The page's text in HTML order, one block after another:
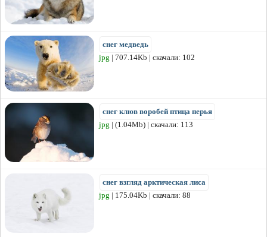
снег медведь
jpg | 707.14Kb | скачали: 102
снег клюв воробей птица перья
jpg | (1.04Mb) | скачали: 113
снег взгляд арктическая лиса
jpg | 175.04Kb | скачали: 88